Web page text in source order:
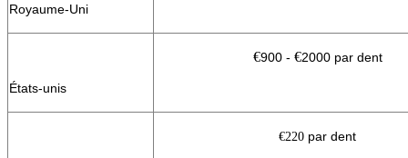
Royaume-Uni
États-unis
€900 - €2000 par dent
€220 par dent